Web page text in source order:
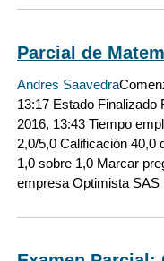
Parcial de
Andres Saavedra
13:17 Estado Finalizado
2016, 13:43 Tiempo
2,0/5,0 Calificación 40,0
1,0 sobre 1,0 Marcar
empresa Optimista SAS